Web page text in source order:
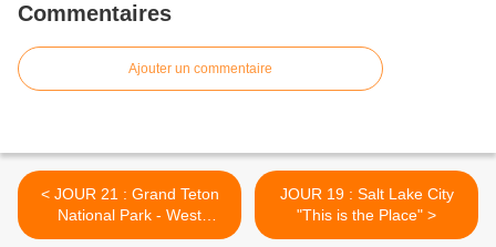
Commentaires
Ajouter un commentaire
< JOUR 21 : Grand Teton
National Park - West
Yellowstone
JOUR 19 : Salt Lake City
"This is the Place" >